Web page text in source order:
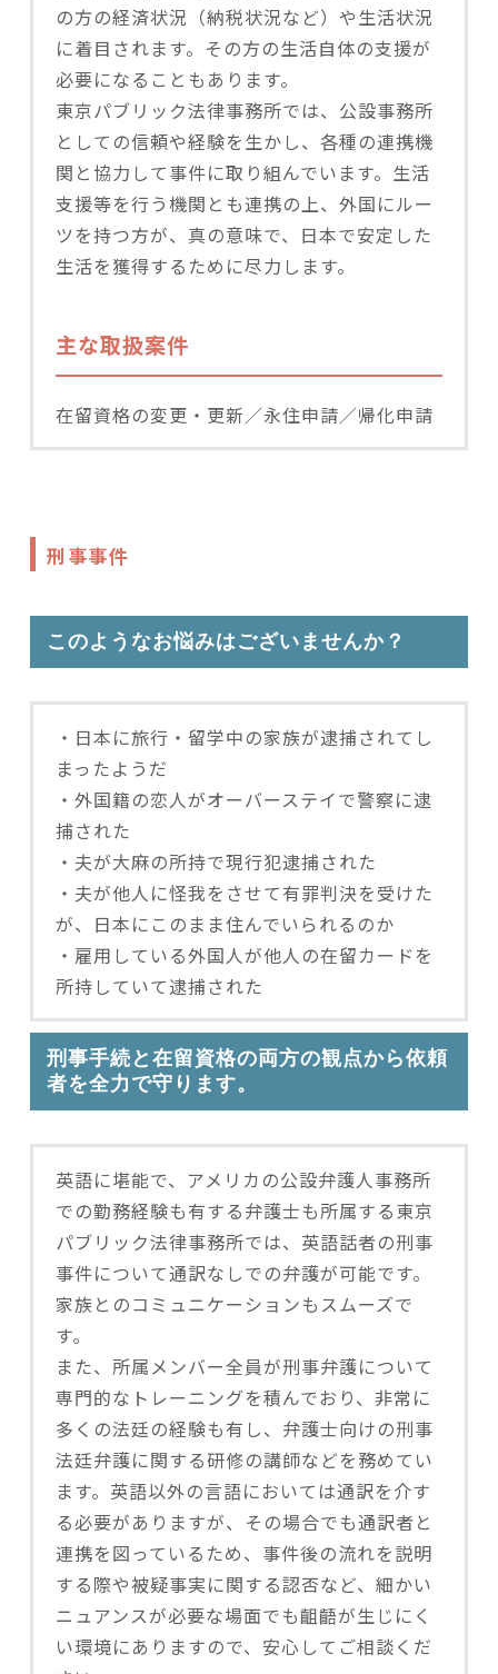
の方の経済状況（納税状況など）や生活状況
に着目されます。その方の生活自体の支援が
必要になることもあります。
東京パブリック法律事務所では、公設事務所
としての信頼や経験を生かし、各種の連携機
関と協力して事件に取り組んでいます。生活
支援等を行う機関とも連携の上、外国にルー
ツを持つ方が、真の意味で、日本で安定した
生活を獲得するために尽力します。
主な取扱案件
在留資格の変更・更新／永住申請／帰化申請
刑事事件
このようなお悩みはございませんか？
・日本に旅行・留学中の家族が逮捕されてし
まったようだ
・外国籍の恋人がオーバーステイで警察に逮
捕された
・夫が大麻の所持で現行犯逮捕された
・夫が他人に怪我をさせて有罪判決を受けた
が、日本にこのまま住んでいられるのか
・雇用している外国人が他人の在留カードを
所持していて逮捕された
刑事手続と在留資格の両方の観点から依頼
者を全力で守ります。
英語に堪能で、アメリカの公設弁護人事務所
での勤務経験も有する弁護士も所属する東京
パブリック法律事務所では、英語話者の刑事
事件について通訳なしでの弁護が可能です。
家族とのコミュニケーションもスムーズで
す。
また、所属メンバー全員が刑事弁護について
専門的なトレーニングを積んでおり、非常に
多くの法廷の経験も有し、弁護士向けの刑事
法廷弁護に関する研修の講師などを務めてい
ます。英語以外の言語においては通訳を介す
る必要がありますが、その場合でも通訳者と
連携を図っているため、事件後の流れを説明
する際や被疑事実に関する認否など、細かい
ニュアンスが必要な場面でも齟齬が生じにく
い環境にありますので、安心してご相談くだ